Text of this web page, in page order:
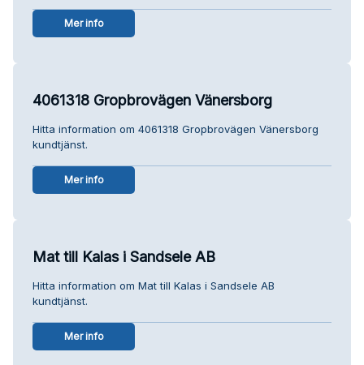
Mer info
4061318 Gropbrovägen Vänersborg
Hitta information om 4061318 Gropbrovägen Vänersborg
kundtjänst.
Mer info
Mat till Kalas i Sandsele AB
Hitta information om Mat till Kalas i Sandsele AB
kundtjänst.
Mer info